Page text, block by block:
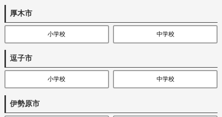
厚木市
小学校 中学校
逗子市
小学校 中学校
伊勢原市